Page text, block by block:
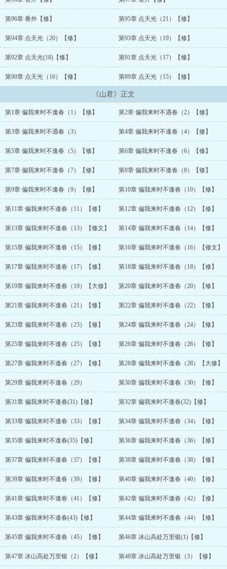
第96章 番外【修】 第95章 点天光（21）【修】
第94章 点天光（20）【修】 第93章 点天光（19）【修】
第92章 点天光(18)【修】 第91章 点天光（17）【修】
第90章 点天光（16）【修】 第89章 点天光（15）【修】
《山君》正文
第1章 偏我来时不逢春（1）【修】 第2章 偏我来时不遇春（2）【修】
第3章 偏我来时不遇春（3） 第4章 偏我来时不逢春（4）【修】
第5章 偏我来时不逢春（5）【修】 第6章 偏我来时不逢春（6）【修】
第7章 偏我来时不逢春（7）【修】 第8章 偏我来时不逢春（8）【修】
第9章 偏我来时不逢春（9）【修】 第10章 偏我来时不逢春（10）【修】
第11章 偏我来时不逢春（11）【修】 第12章 偏我来时不逢春（12）【修】
第13章 偏我来时不逢春（13）【修文】 第14章 偏我来时不逢春（14）【修】
第15章 偏我来时不逢春（15）【修】 第16章 偏我来时不逢春（16）【修文】
第17章 偏我来时不逢春（17）【修】 第18章 偏我来时不逢春（18）【修】
第19章 偏我来时不逢春（19）【大修】 第20章 偏我来时不逢春（20）【修】
第21章 偏我来时不逢春（21）【修】 第22章 偏我来时不逢春（22）【修】
第23章 偏我来时不逢春（23）【修】 第24章 偏我来时不逢春（24）【修】
第25章 偏我来时不逢春（25）【修】 第26章 偏我来时不逢春（26）【修】
第27章 偏我来时不逢春（27）【修】 第28章 偏我来时不逢春（28）【大修】
第29章 偏我来时不逢春（29） 第30章 偏我来时不逢春（30）【修】
第31章 偏我来时不逢春(31)【修】 第32章 偏我来时不逢春(32)【修】
第33章 偏我来时不逢春（33）【修】 第34章 偏我来时不逢春（34）【修】
第35章 偏我来时不逢春(35)【修】 第36章 偏我来时不逢春（36）【修】
第37章 偏我来时不逢春（37）【修】 第38章 偏我来时不逢春（38）【修】
第39章 偏我来时不逢春（39）【修】 第40章 偏我来时不逢春（40）【修】
第41章 偏我来时不逢春（41）【修】 第42章 偏我来时不逢春（42）【修】
第43章 偏我来时不逢春(43)【修】 第44章 偏我来时不逢春（44）【修】
第45章 偏我来时不逢春（45）【修】 第46章 冰山高处万里银(1)【修】
第47章 冰山高处万里银（2）【修】 第48章 冰山高处万里银（3）【修】